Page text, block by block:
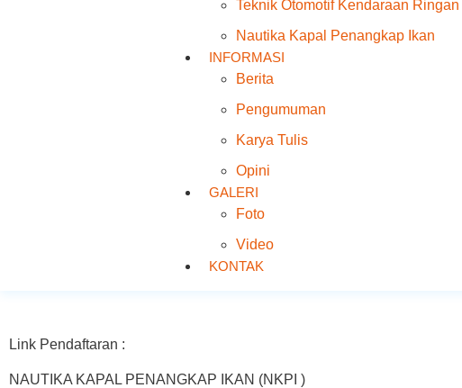
Teknik Otomotif Kendaraan Ringan
Nautika Kapal Penangkap Ikan
INFORMASI
Berita
Pengumuman
Karya Tulis
Opini
GALERI
Foto
Video
KONTAK
Link Pendaftaran :
NAUTIKA KAPAL PENANGKAP IKAN (NKPI )